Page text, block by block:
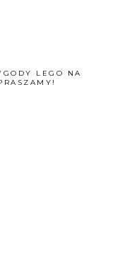
LEGO NA